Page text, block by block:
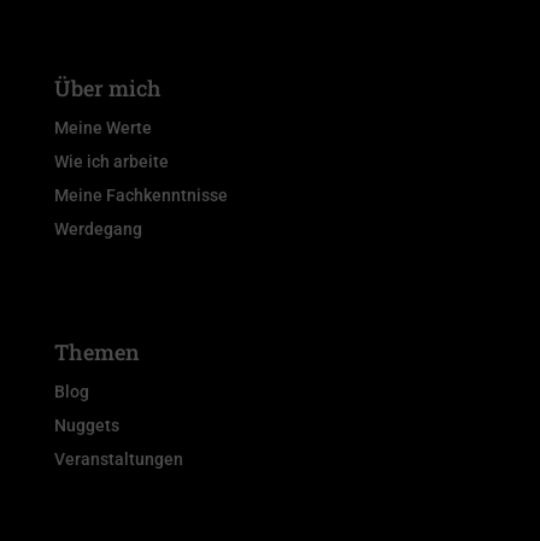
Über mich
Meine Werte
Wie ich arbeite
Meine Fachkenntnisse
Werdegang
Themen
Blog
Nuggets
Veranstaltungen